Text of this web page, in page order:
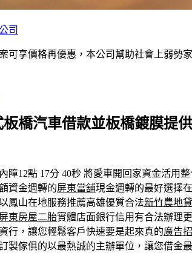
司
可享價格再優惠，本公司幫助社會上弱勢
橋汽車借款並板橋鍍膜提
障12點 17分 40秒 將愛車開回家資金活用整
資金週轉的屏東當舖現金週轉的最好選擇
鳳山在地服務推薦高雄優質合法新竹農地
屏東房屋二胎實體店面銀行信用有合法辦理
行，讓您輕鬆客戶快速要是起來真的廣告
製傢俱的以最熱誠的主辦單位，讓您借金